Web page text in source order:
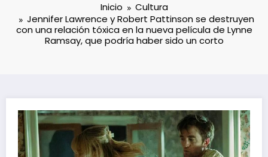
Inicio
Cultura
Jennifer Lawrence y Robert Pattinson se destruyen
con una relación tóxica en la nueva película de Lynne
Ramsay, que podría haber sido un corto